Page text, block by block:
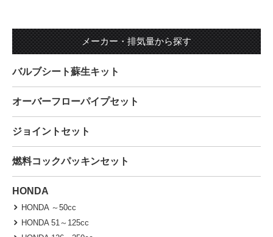
メーカー・排気量から探す
バルブシート蘇生キット
オーバーフローパイプセット
ジョイントセット
燃料コックパッキンセット
HONDA
HONDA ～50cc
HONDA 51～125cc